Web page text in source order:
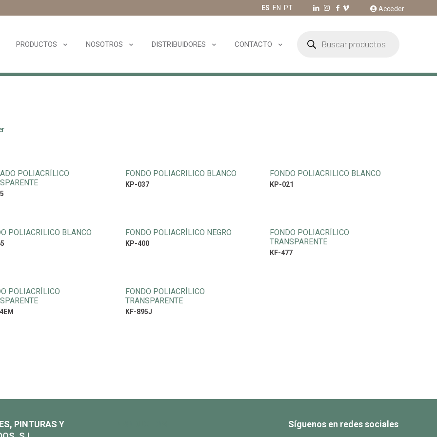
ES EN PT Acceder
PRODUCTOS NOSOTROS DISTRIBUIDORES CONTACTO
productos
POLIACRÍLICO
FONDO POLIACRILICO BLANCO
KP-037
FONDO POLIACRILICO BLANCO
KP-021
POLIACRILICO BLANCO FONDO POLIACRÍLICO NEGRO
KP-400
FONDO POLIACRÍLICO
TRANSPARENTE
KF-477
POLIACRÍLICO
FONDO POLIACRÍLICO
TRANSPARENTE
KF-895J
PINTURAS Y
Síguenos en redes sociales